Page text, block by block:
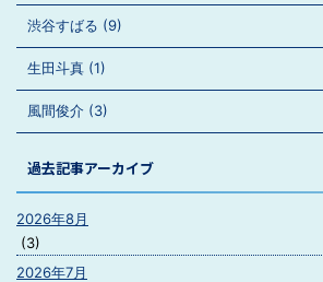
渋谷すばる (9)
生田斗真 (1)
風間俊介 (3)
過去記事アーカイブ
2026年8月
(3)
2026年7月